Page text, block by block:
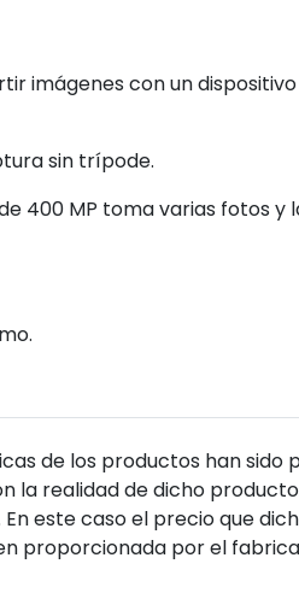
imágenes con un
sin trípode.
400 MP toma varias fotos y
de los productos han
realidad de dicho
este caso el precio que
proporcionada por el